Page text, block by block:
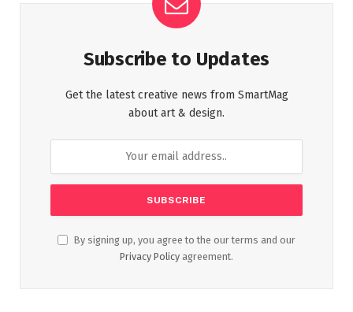
Subscribe to Updates
Get the latest creative news from SmartMag
about art & design.
By signing up, you agree to the our terms and our
Privacy Policy agreement.